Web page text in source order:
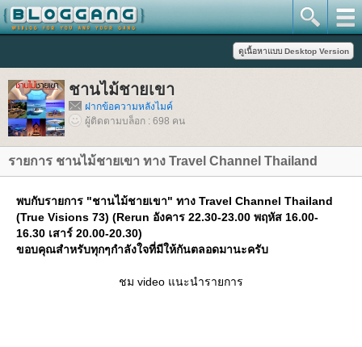
ชานไม้ชายเขา
ฝากข้อความหลังไมค์
ผู้ติดตามบล็อก : 698 คน
รายการ ชานไม้ชายเขา ทาง Travel Channel Thailand
พบกับรายการ "ชานไม้ชายเขา" ทาง Travel Channel Thailand
(True Visions 73) (Rerun อังคาร 22.30-23.00 พฤหัส 16.00-
16.30 เสาร์ 20.00-20.30)
ขอบคุณสำหรับทุกๆกำลังใจที่มีให้กันตลอดมานะครับ
ชม video แนะนำรายการ